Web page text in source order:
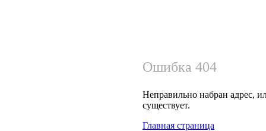
Ошибка 404
Неправильно набран адрес,
существует.
Главная страница